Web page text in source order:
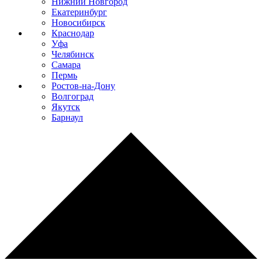
Екатеринбург
Новосибирск
Краснодар
Уфа
Челябинск
Самара
Пермь
Ростов-на-Дону
Волгоград
Якутск
Барнаул